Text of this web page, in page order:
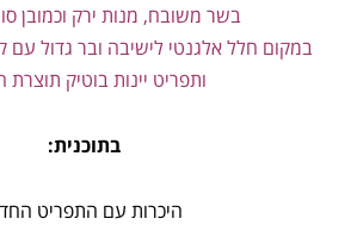
בשר משובח, מנות ירק וכמובן
במקום חלל אלגנטי לישיבה ובר גדול עם
ותפריט יינות בוטיק תוצרת
בתוכנית:
היכרות עם התפריט